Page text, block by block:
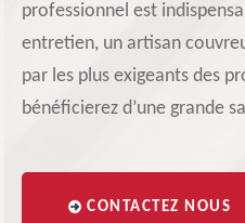
professionnel est
entretien, un artisan
par les plus exigeants des
bénéficierez d’une grande
CONTACTEZ NOUS